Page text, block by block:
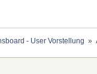
- User Vorstellung »